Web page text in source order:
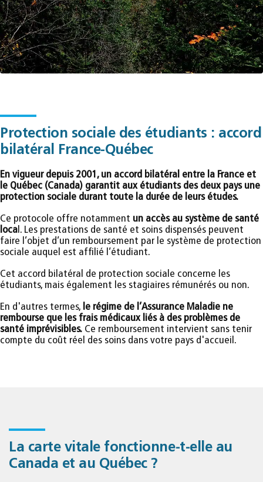
Protection sociale des étudiants : accord
bilatéral France-Québec
En vigueur depuis 2001, un accord bilatéral entre la France et
le Québec (Canada) garantit aux étudiants des deux pays une
protection sociale durant toute la durée de leurs études.
Ce protocole offre notamment un accès au système de santé
local. Les prestations de santé et soins dispensés peuvent
faire l’objet d’un remboursement par le système de protection
sociale auquel est affilié l’étudiant.
Cet accord bilatéral de protection sociale concerne les
étudiants, mais également les stagiaires rémunérés ou non.
En d'autres termes, le régime de l’Assurance Maladie ne
rembourse que les frais médicaux liés à des problèmes de
santé imprévisibles. Ce remboursement intervient sans tenir
compte du coût réel des soins dans votre pays d'accueil.
La carte vitale fonctionne-t-elle au
Canada et au Québec ?